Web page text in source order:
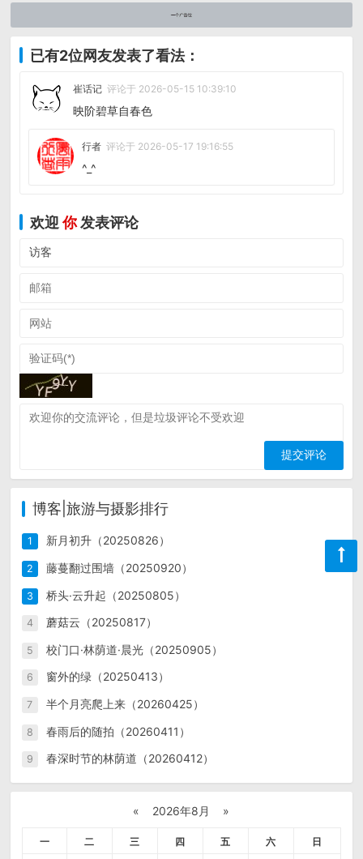
已有2位网友发表了看法：
崔话记 评论于 2026-05-15 10:39:10
映阶碧草自春色
行者 评论于 2026-05-17 19:16:55
^_^
欢迎你发表评论
博客|旅游与摄影排行
1 新月初升（20250826）
2 藤蔓翻过围墙（20250920）
3 桥头·云升起（20250805）
4 蘑菇云（20250817）
5 校门口·林荫道·晨光（20250905）
6 窗外的绿（20250413）
7 半个月亮爬上来（20260425）
8 春雨后的随拍（20260411）
9 春深时节的林荫道（20260412）
« 2026年8月 »
一 二 三 四 五 六 日